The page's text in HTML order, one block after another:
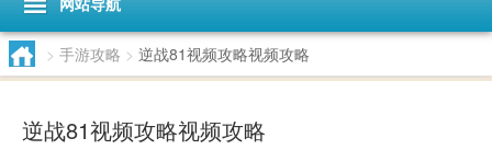
> 手游攻略 > 逆战81视频攻略视频攻略
逆战81视频攻略视频攻略